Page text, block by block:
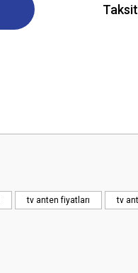
tv anten fiyatları tv